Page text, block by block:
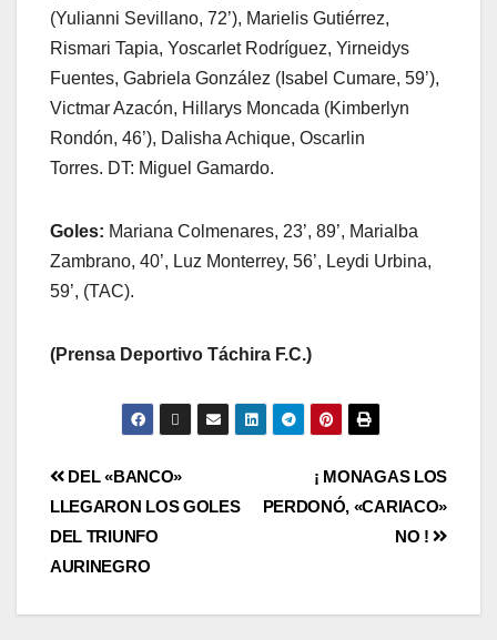
(Yulianni Sevillano, 72’), Marielis Gutiérrez,
Rismari Tapia, Yoscarlet Rodríguez, Yirneidys
Fuentes, Gabriela González (Isabel Cumare, 59’),
Victmar Azacón, Hillarys Moncada (Kimberlyn
Rondón, 46’), Dalisha Achique, Oscarlin
Torres. DT: Miguel Gamardo.
Goles: Mariana Colmenares, 23’, 89’, Marialba
Zambrano, 40’, Luz Monterrey, 56’, Leydi Urbina,
59’, (TAC).
(Prensa Deportivo Táchira F.C.)
¡ MONAGAS LOS
PERDONÓ, «CARIACO»
NO !
DEL «BANCO»
LLEGARON LOS GOLES
DEL TRIUNFO
AURINEGRO